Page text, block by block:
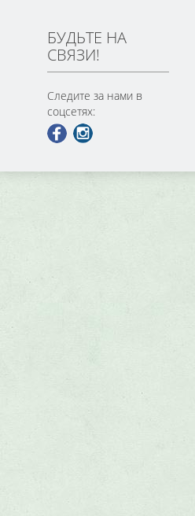
БУДЬТЕ НА
СВЯЗИ!
Следите за нами в
соцсетях: